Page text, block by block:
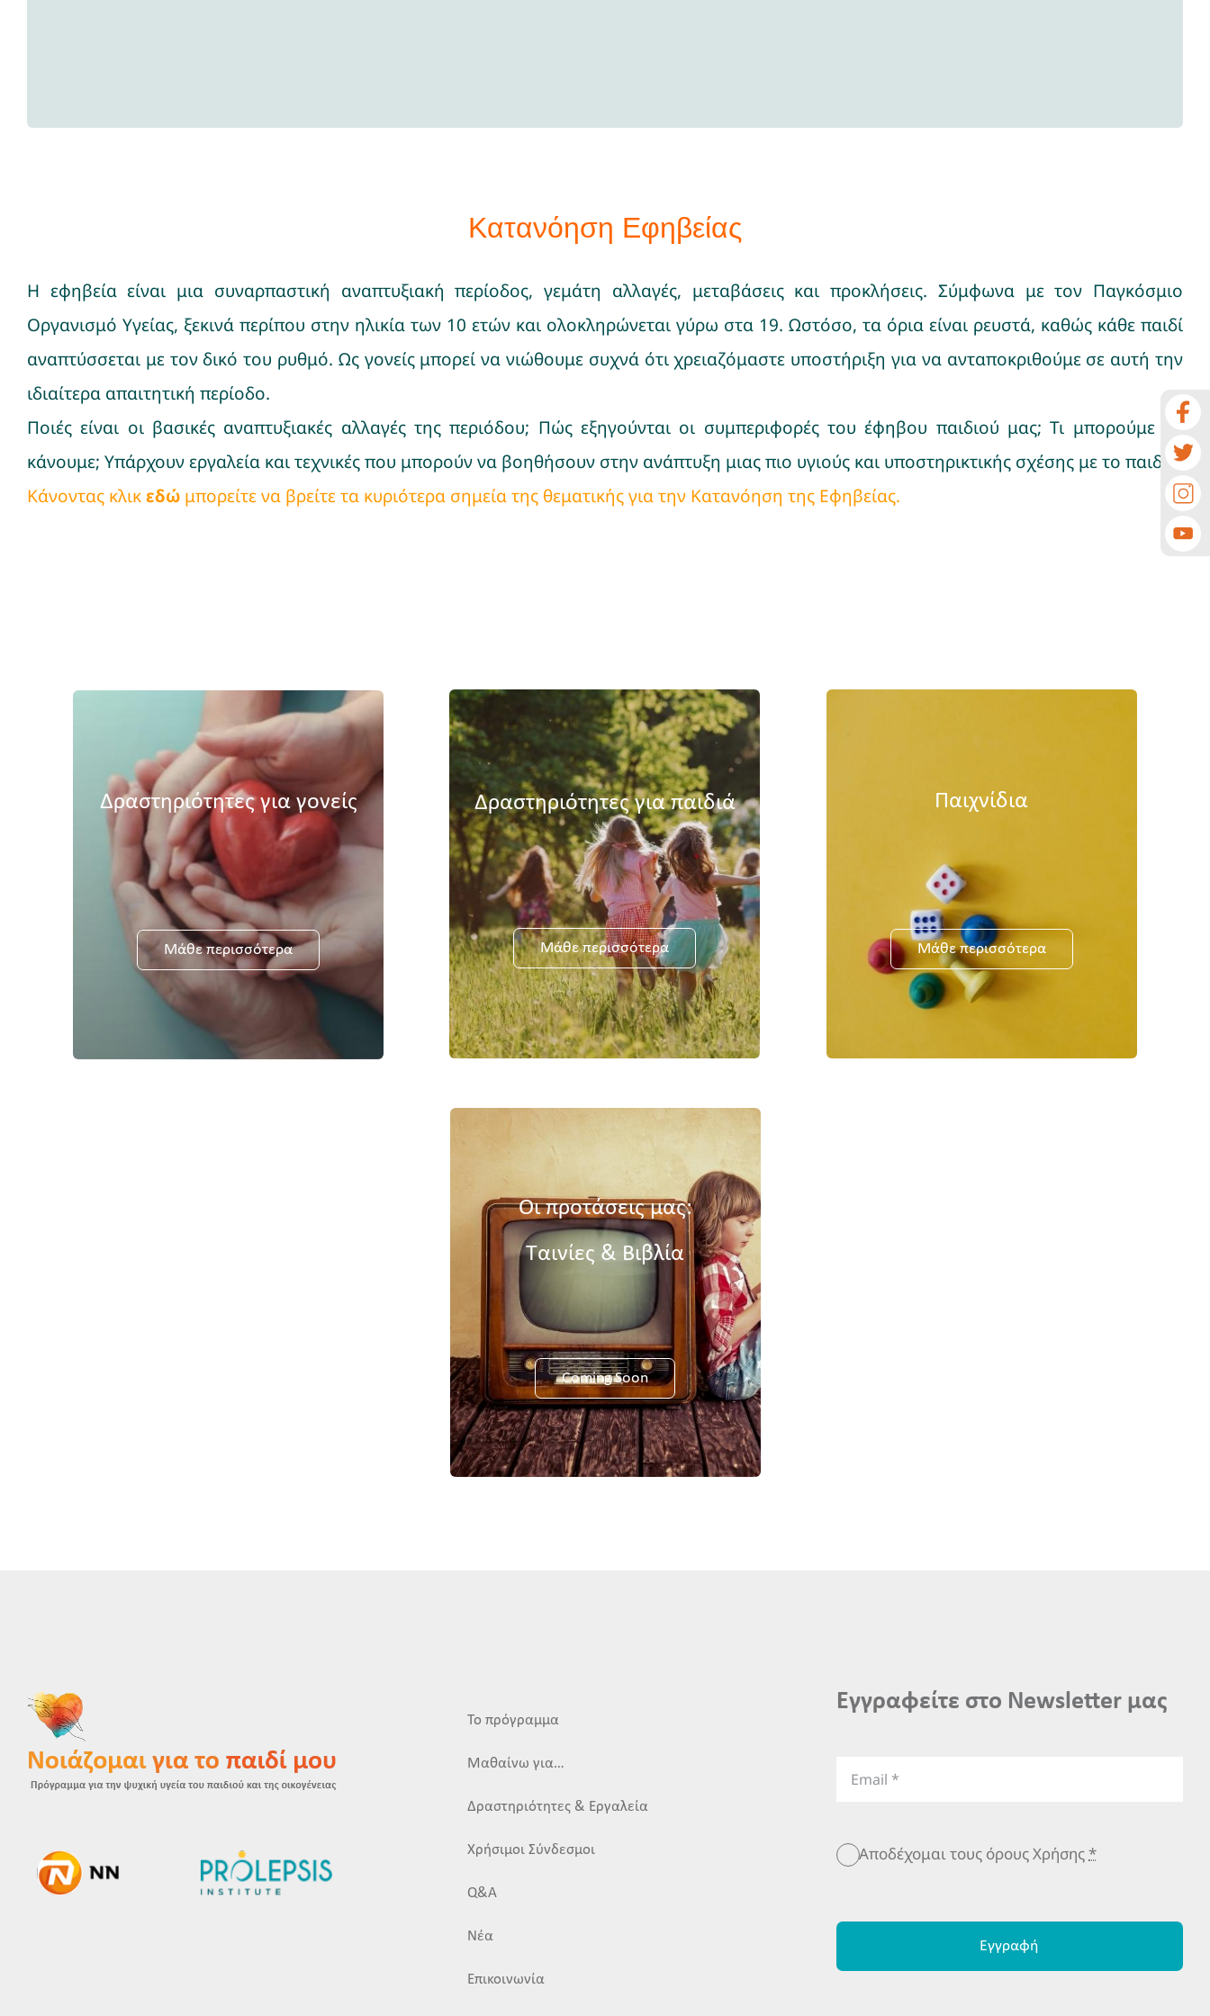
Κατανόηση Εφηβείας
Η εφηβεία είναι μια συναρπαστική αναπτυξιακή περίοδος, γεμάτη αλλαγές, μεταβάσεις και προκλήσεις. Σύμφωνα με τον Παγκόσμιο
Οργανισμό Υγείας, ξεκινά περίπου στην ηλικία των 10 ετών και ολοκληρώνεται γύρω στα 19. Ωστόσο, τα όρια είναι ρευστά, καθώς κάθε παιδί
αναπτύσσεται με τον δικό του ρυθμό. Ως γονείς μπορεί να νιώθουμε συχνά ότι χρειαζόμαστε υποστήριξη για να ανταποκριθούμε σε αυτή την
ιδιαίτερα απαιτητική περίοδο.
Ποιές είναι οι βασικές αναπτυξιακές αλλαγές της περιόδου; Πώς εξηγούνται οι συμπεριφορές του έφηβου παιδιού μας; Τι μπορούμε να
κάνουμε; Υπάρχουν εργαλεία και τεχνικές που μπορούν να βοηθήσουν στην ανάπτυξη μιας πιο υγιούς και υποστηρικτικής σχέσης με το παιδί;
Κάνοντας κλικεδώ μπορείτε να βρείτε τα κυριότερα σημεία της θεματικής για την Κατανόηση της Εφηβείας.
Δραστηριότητες για γονείς
Μάθε περισσότερα
Δραστηριότητες για παιδιά
Μάθε περισσότερα
Παιχνίδια
Μάθε περισσότερα
Οι προτάσεις μας:
Ταινίες & Βιβλία
Coming Soon
Το πρόγραμμα
Μαθαίνω για…
Δραστηριότητες & Εργαλεία
Χρήσιμοι Σύνδεσμοι
Q&A
Νέα
Επικοινωνία
Εγγραφείτε στο Newsletter μας
Αποδέχομαι τους όρους Χρήσης*
Εγγραφή